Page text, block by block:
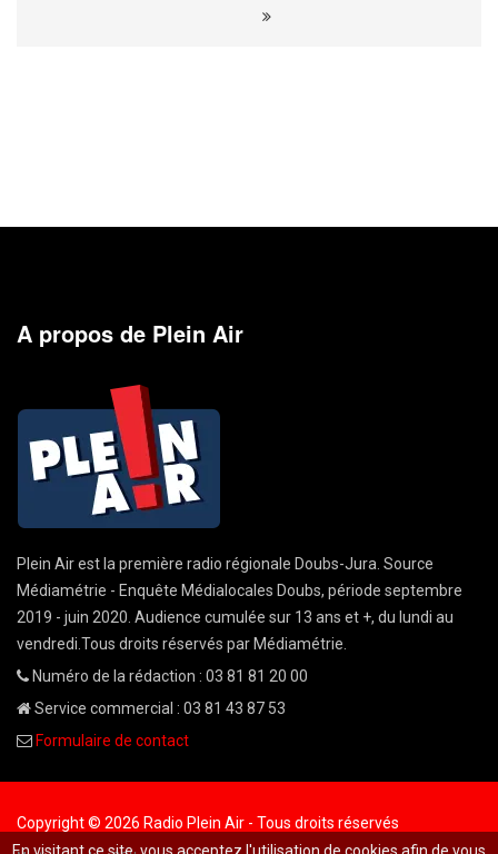
A propos de Plein Air
Plein Air est la première radio régionale Doubs-Jura. Source
Médiamétrie - Enquête Médialocales Doubs, période septembre
2019 - juin 2020. Audience cumulée sur 13 ans et +, du lundi au
vendredi.Tous droits réservés par Médiamétrie.
Numéro de la rédaction : 03 81 81 20 00
Service commercial : 03 81 43 87 53
Formulaire de contact
Copyright © 2026 Radio Plein Air - Tous droits réservés